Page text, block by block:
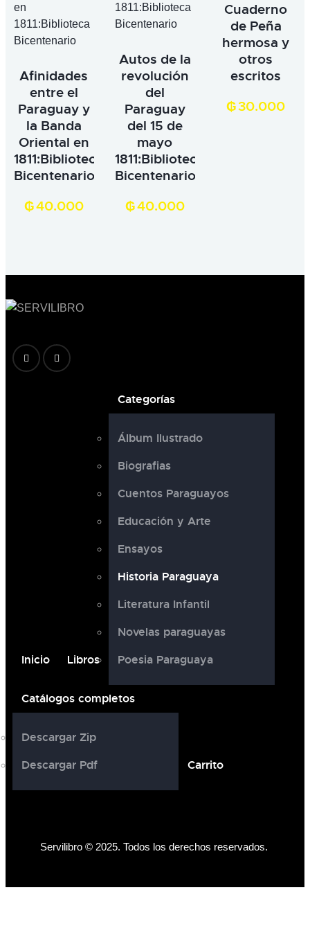
Afinidades
entre el
Paraguay y
la Banda
Oriental en
1811:Biblioteca
Bicentenario
₲40.000
Autos de la
revolución
del
Paraguay
del 15 de
mayo
1811:Biblioteca
Bicentenario
₲40.000
Cuaderno
de Peña
hermosa y
otros
escritos
₲30.000
Inicio Libros
Categorías
Álbum Ilustrado
Biografias
Cuentos Paraguayos
Educación y Arte
Ensayos
Historia Paraguaya
Literatura Infantil
Novelas paraguayas
Poesia Paraguaya
Catálogos completos
Descargar Zip
Descargar Pdf
Carrito
Servilibro © 2025. Todos los derechos reservados.